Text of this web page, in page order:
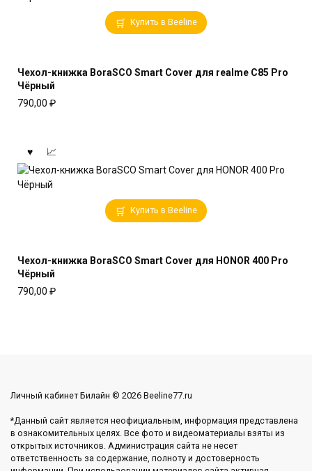
Купить в Beeline
Чехол-книжка BoraSCO Smart Cover для realme C85 Pro
Чёрный
790,00 ₽
Купить в Beeline
Чехол-книжка BoraSCO Smart Cover для HONOR 400 Pro
Чёрный
790,00 ₽
Личный кабинет Билайн © 2026 Beeline77.ru
*Данный сайт является неофициальным, информация представлена
в ознакомительных целях. Все фото и видеоматериалы взяты из
открытых источников. Администрация сайта не несет
ответственность за содержание, полноту и достоверность